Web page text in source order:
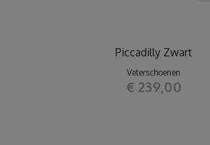
Piccadilly Zwart
Veterschoenen
€ 239,00